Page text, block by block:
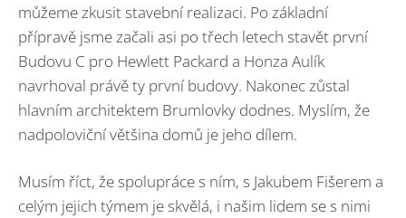
můžeme zkusit stavební realizaci. Po základní
přípravě jsme začali asi po třech letech stavět první
Budovu C pro Hewlett Packard a Honza Aulík
navrhoval právě ty první budovy. Nakonec zůstal
hlavním architektem Brumlovky dodnes. Myslím, že
nadpoloviční většina domů je jeho dílem.
Musím říct, že spolupráce s ním, s Jakubem Fišerem a
celým jejich týmem je skvělá, i našim lidem se s nimi